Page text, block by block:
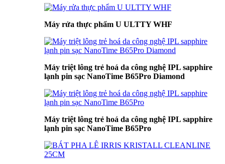
Máy rửa thực phẩm U ULTTY WHF
Máy triệt lông trẻ hoá da công nghệ IPL sapphire
lạnh pin sạc NanoTime B65Pro Diamond
Máy triệt lông trẻ hoá da công nghệ IPL sapphire
lạnh pin sạc NanoTime B65Pro